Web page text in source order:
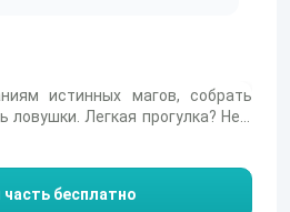
истинных магов, собрать
ловушки. Легкая прогулка? Нет!
после себя искусные ловушки,
за власть. Не разберешь,
куда идти и как действовать.
к цели через все препятствия.
часть бесплатно